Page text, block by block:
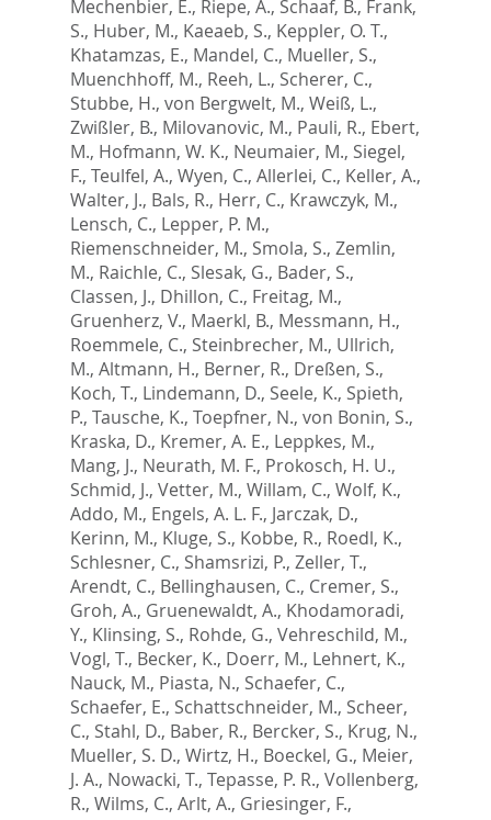
Mechenbier, E., Riepe, A., Schaaf, B., Frank,
S., Huber, M., Kaeaeb, S., Keppler, O. T.,
Khatamzas, E., Mandel, C., Mueller, S.,
Muenchhoff, M., Reeh, L., Scherer, C.,
Stubbe, H., von Bergwelt, M., Weiß, L.,
Zwißler, B., Milovanovic, M., Pauli, R., Ebert,
M., Hofmann, W. K., Neumaier, M., Siegel,
F., Teulfel, A., Wyen, C., Allerlei, C., Keller, A.,
Walter, J., Bals, R., Herr, C., Krawczyk, M.,
Lensch, C., Lepper, P. M.,
Riemenschneider, M., Smola, S., Zemlin,
M., Raichle, C., Slesak, G., Bader, S.,
Classen, J., Dhillon, C., Freitag, M.,
Gruenherz, V., Maerkl, B., Messmann, H.,
Roemmele, C., Steinbrecher, M., Ullrich,
M., Altmann, H., Berner, R., Dreßen, S.,
Koch, T., Lindemann, D., Seele, K., Spieth,
P., Tausche, K., Toepfner, N., von Bonin, S.,
Kraska, D., Kremer, A. E., Leppkes, M.,
Mang, J., Neurath, M. F., Prokosch, H. U.,
Schmid, J., Vetter, M., Willam, C., Wolf, K.,
Addo, M., Engels, A. L. F., Jarczak, D.,
Kerinn, M., Kluge, S., Kobbe, R., Roedl, K.,
Schlesner, C., Shamsrizi, P., Zeller, T.,
Arendt, C., Bellinghausen, C., Cremer, S.,
Groh, A., Gruenewaldt, A., Khodamoradi,
Y., Klinsing, S., Rohde, G., Vehreschild, M.,
Vogl, T., Becker, K., Doerr, M., Lehnert, K.,
Nauck, M., Piasta, N., Schaefer, C.,
Schaefer, E., Schattschneider, M., Scheer,
C., Stahl, D., Baber, R., Bercker, S., Krug, N.,
Mueller, S. D., Wirtz, H., Boeckel, G., Meier,
J. A., Nowacki, T., Tepasse, P. R., Vollenberg,
R., Wilms, C., Arlt, A., Griesinger, F.,